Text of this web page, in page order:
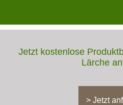
Jetzt kostenlose
Lärche
> Jetzt